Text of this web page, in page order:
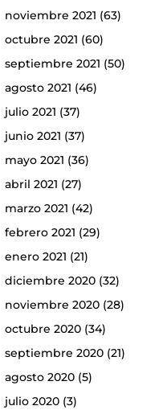
noviembre 2021 (63)
octubre 2021 (60)
septiembre 2021 (50)
agosto 2021 (46)
julio 2021 (37)
junio 2021 (37)
mayo 2021 (36)
abril 2021 (27)
marzo 2021 (42)
febrero 2021 (29)
enero 2021 (21)
diciembre 2020(32)
noviembre 2020(28)
octubre 2020(34)
septiembre 2020(21)
agosto 2020(5)
julio 2020(3)